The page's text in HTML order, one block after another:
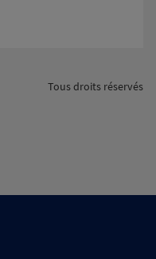
Tous droits réservés